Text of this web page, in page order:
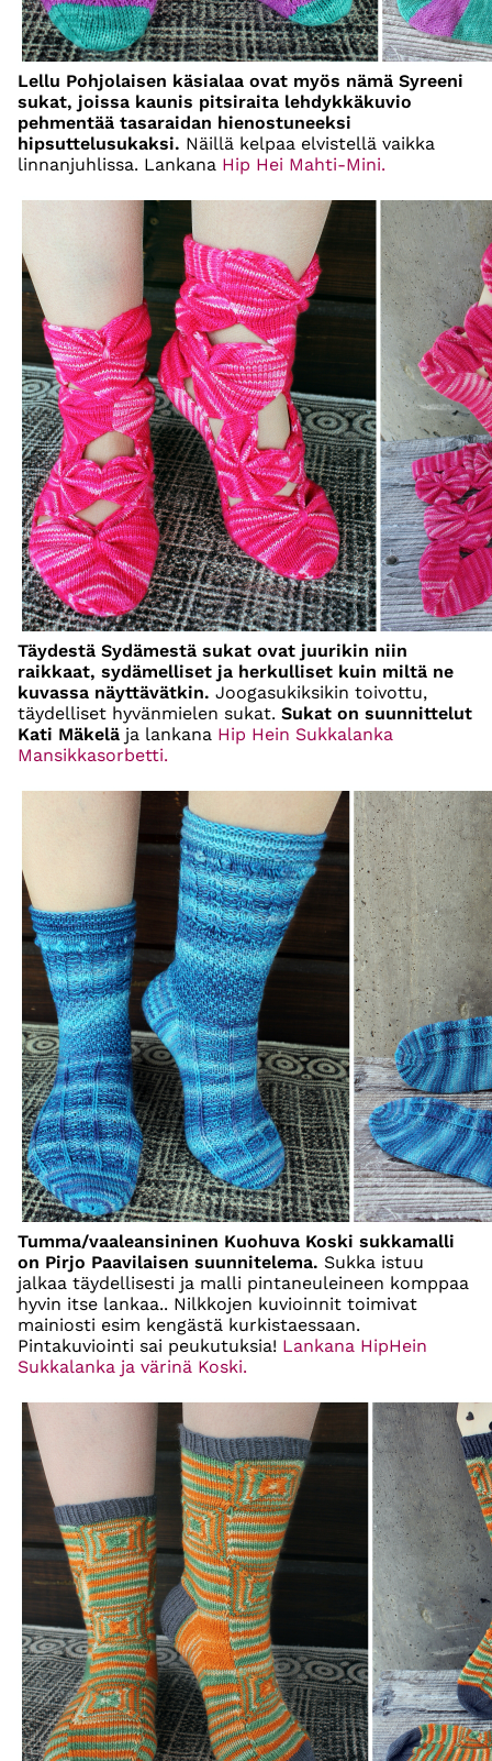
Lellu Pohjolaisen käsialaa ovat myös nämä Syreeni
sukat, joissa kaunis pitsiraita lehdykkäkuvio
pehmentää tasaraidan hienostuneeksi
hipsuttelusukaksi. Näillä kelpaa elvistellä vaikka
linnanjuhlissa. Lankana Hip Hei Mahti-Mini.
Täydestä Sydämestä sukat ovat juurikin niin
raikkaat, sydämelliset ja herkulliset kuin miltä ne
kuvassa näyttävätkin. Joogasukiksikin toivottu,
täydelliset hyvänmielen sukat. Sukat on suunnittelut
Kati Mäkelä ja lankana Hip Hein Sukkalanka
Mansikkasorbetti.
Tumma/vaaleansininen Kuohuva Koski sukkamalli
on Pirjo Paavilaisen suunnitelema. Sukka istuu
jalkaa täydellisesti ja malli pintaneuleineen komppaa
hyvin itse lankaa.. Nilkkojen kuvioinnit toimivat
mainiosti esim kengästä kurkistaessaan.
Pintakuviointi sai peukutuksia! Lankana HipHein
Sukkalanka ja värinä Koski.